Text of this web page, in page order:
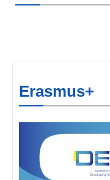
Erasmus+